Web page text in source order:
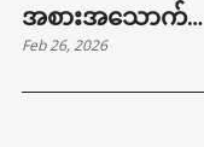
အစားအသောက်မှာ
တာနဲ့ ကားခေါ်တာ
Feb 26, 2026